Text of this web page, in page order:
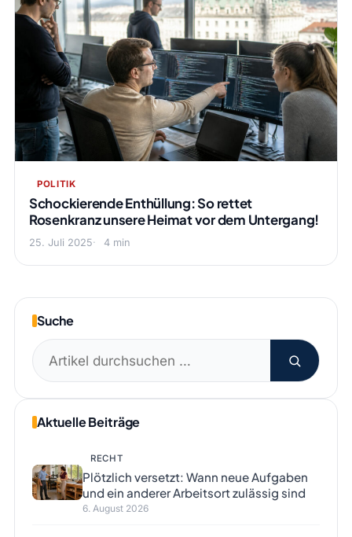
POLITIK
Schockierende Enthüllung: So rettet
Rosenkranz unsere Heimat vor dem Untergang!
25. Juli 2025 4 min
Suche
Suchen
nach:
Aktuelle Beiträge
RECHT
Plötzlich versetzt: Wann neue Aufgaben
und ein anderer Arbeitsort zulässig sind
6. August 2026